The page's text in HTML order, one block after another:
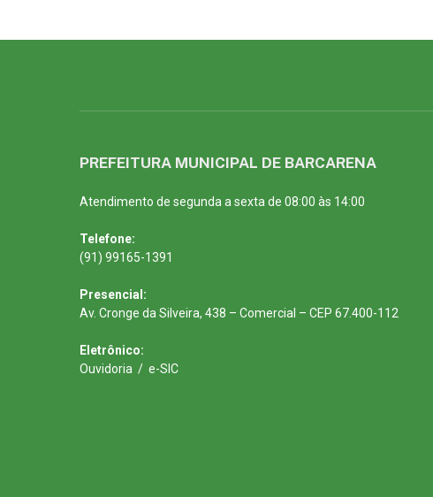
PREFEITURA MUNICIPAL DE BARCARENA
Atendimento de segunda a sexta de 08:00 às 14:00
Telefone:
(91) 99165-1391
Presencial:
Av. Cronge da Silveira, 438 – Comercial – CEP 67.400-112
Eletrônico:
Ouvidoria / e-SIC